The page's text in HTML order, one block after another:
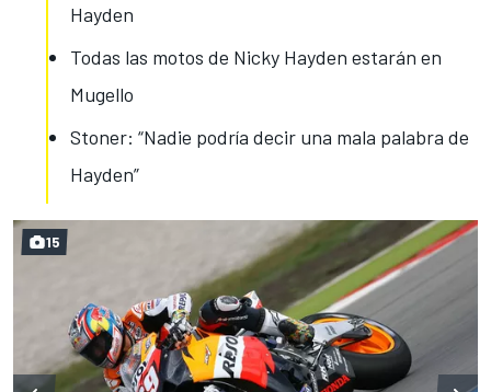
Hayden
Todas las motos de Nicky Hayden estarán en
Mugello
Stoner: “Nadie podría decir una mala palabra de
Hayden”
15